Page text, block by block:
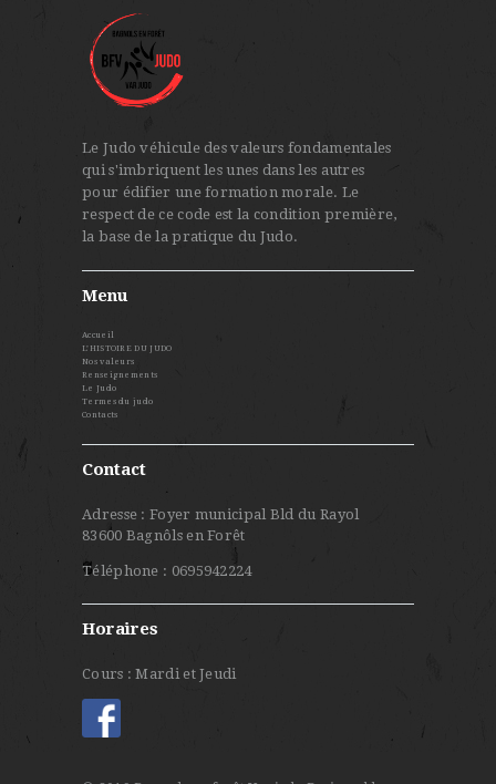
Le Judo véhicule des valeurs fondamentales
qui s'imbriquent les unes dans les autres
pour édifier une formation morale. Le
respect de ce code est la condition première,
la base de la pratique du Judo.
Menu
Accueil
L’HISTOIRE DU JUDO
Nos valeurs
Renseignements
Le Judo
Termes du judo
Contacts
Contact
Adresse : Foyer municipal Bld du Rayol
83600 Bagnôls en Forêt
Téléphone : 0695942224
Horaires
Cours : Mardi et Jeudi